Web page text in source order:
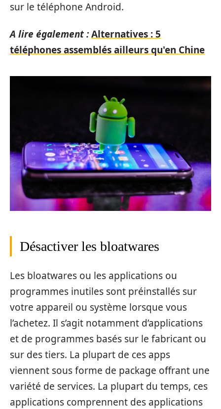
sur le téléphone Android.
A lire également :Alternatives : 5
téléphones assemblés ailleurs qu'en Chine
Désactiver les bloatwares
Les bloatwares ou les applications ou
programmes inutiles sont préinstallés sur
votre appareil ou système lorsque vous
l’achetez. Il s’agit notamment d’applications
et de programmes basés sur le fabricant ou
sur des tiers. La plupart de ces apps
viennent sous forme de package offrant une
variété de services. La plupart du temps, ces
applications comprennent des applications